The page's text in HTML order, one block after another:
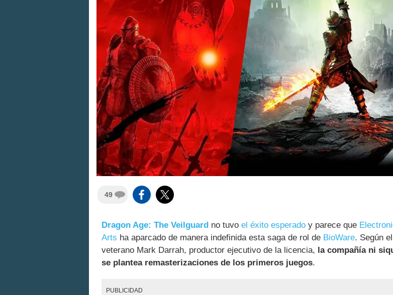
49
Dragon Age: The Veilguard no tuvo el éxito esperado y parece que
Arts ha aparcado de manera indefinida esta saga de rol de BioWare. Según el
veterano Mark Darrah, productor ejecutivo de la licencia, la compañía ni
se plantea remasterizaciones de los primeros juegos.
PUBLICIDAD